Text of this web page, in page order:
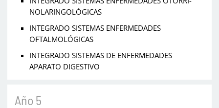
NOLARINGOLÓGICAS
INTEGRADO SISTEMAS ENFERMEDADES
OFTALMOLÓGICAS
INTEGRADO SISTEMAS DE ENFERMEDADES
APARATO DIGESTIVO
Año 5